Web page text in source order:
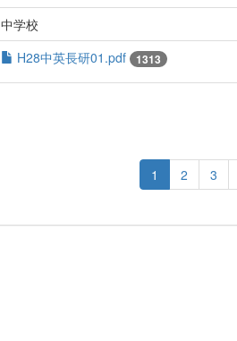
中学校
H28中英長研01.pdf 1313
1 2 3